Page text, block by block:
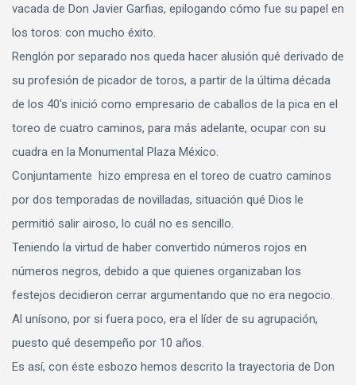
vacada de Don Javier Garfias, epilogando cómo fue su papel en
los toros: con mucho éxito.
Renglón por separado nos queda hacer alusión qué derivado de
su profesión de picador de toros, a partir de la última década
de los 40's inició como empresario de caballos de la pica en el
toreo de cuatro caminos, para más adelante, ocupar con su
cuadra en la Monumental Plaza México.
Conjuntamente hizo empresa en el toreo de cuatro caminos
por dos temporadas de novilladas, situación qué Dios le
permitió salir airoso, lo cuál no es sencillo.
Teniendo la virtud de haber convertido números rojos en
números negros, debido a que quienes organizaban los
festejos decidieron cerrar argumentando que no era negocio.
Al unísono, por si fuera poco, era el líder de su agrupación,
puesto qué desempeño por 10 años.
Es así, con éste esbozo hemos descrito la trayectoria de Don